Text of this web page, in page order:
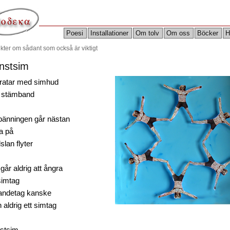
Poesi Installationer Om tolv Om oss Böcker
om sådant som också är viktigt
med simhud
går nästan
på
flyter
aldrig att ångra
kanske
aldrig ett simtag